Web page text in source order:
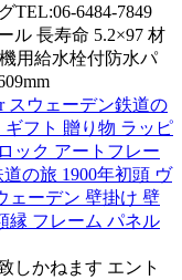
TEL:06-6484-7849
ル 長寿命 5.2×97 材
用給水栓付防水パ
スウェーデン鉄道の
ギフト 贈り物 ラッピ
ック アートフレー
道の旅 1900年初頭 ヴ
ェーデン 壁掛け 壁
縁 フレーム パネル
しかねます エント